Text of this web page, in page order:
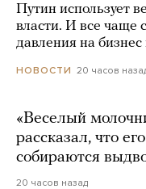
Путин использует
власти. И все чаще
давления на
НОВОСТИ 20 часов
«Веселый
рассказал, что
собираются
20 часов назад